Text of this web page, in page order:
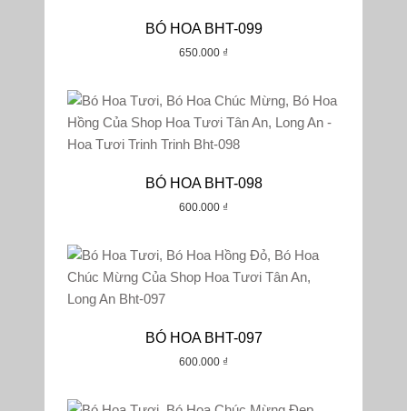
₫1000000-₫1500000
2000000₫+
BÓ HOA BHT-099
650.000 ₫
BÓ HOA BHT-098
600.000 ₫
BÓ HOA BHT-097
600.000 ₫